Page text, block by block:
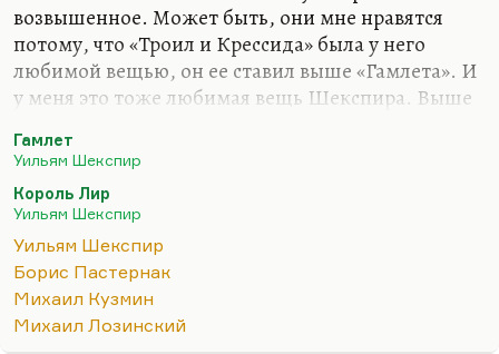
возвышенное. Может быть, они мне нравятся
потому, что «Троил и Крессида» была у него
любимой вещью, он ее ставил выше «Гамлета». И
у меня это тоже любимая вещь Шекспира. Выше
хорошие переводы. Пастернак. Пастернаковский
перевод «Короля Лира» мне кажется лучшим.
Перевод «Гамлета» лучше у Лозинского, там
сохранены высокие темноты, кроме того, он
эквилинеарный. А насчет остальных, понимаете…
Опять, «Макбета» много есть разных версий. Но
трудно мне выбирать. У Андрея Чернова
довольно интересный «Гамлет». И у Алексея
Гамлет
Уильям Шекспир
Король Лир
Уильям Шекспир
Уильям Шекспир
Борис Пастернак
Михаил Кузмин
Михаил Лозинский